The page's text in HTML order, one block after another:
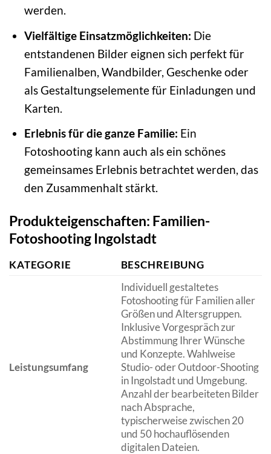
werden.
Vielfältige Einsatzmöglichkeiten: Die
entstandenen Bilder eignen sich perfekt für
Familienalben, Wandbilder, Geschenke oder
als Gestaltungselemente für Einladungen und
Karten.
Erlebnis für die ganze Familie: Ein
Fotoshooting kann auch als ein schönes
gemeinsames Erlebnis betrachtet werden, das
den Zusammenhalt stärkt.
Produkteigenschaften: Familien-
Fotoshooting Ingolstadt
KATEGORIE BESCHREIBUNG
Leistungsumfang
Individuell gestaltetes
Fotoshooting für Familien aller
Größen und Altersgruppen.
Inklusive Vorgespräch zur
Abstimmung Ihrer Wünsche
und Konzepte. Wahlweise
Studio- oder Outdoor-Shooting
in Ingolstadt und Umgebung.
Anzahl der bearbeiteten Bilder
nach Absprache,
typischerweise zwischen 20
und 50 hochauflösenden
digitalen Dateien.